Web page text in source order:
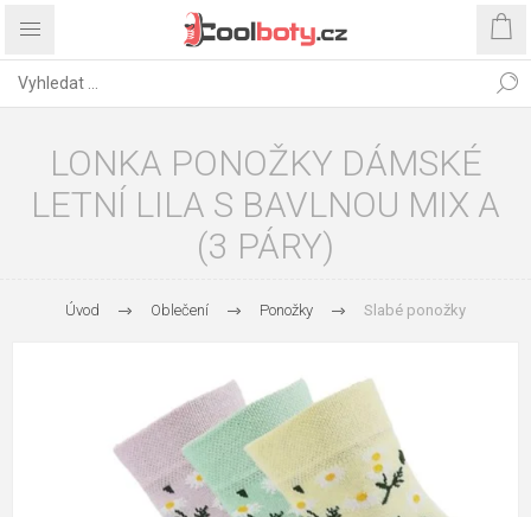
LONKA PONOŽKY DÁMSKÉ
LETNÍ LILA S BAVLNOU MIX A
(3 PÁRY)
Úvod Oblečení Ponožky Slabé ponožky